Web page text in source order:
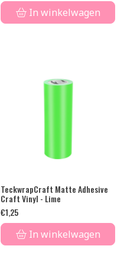
In winkelwagen
TeckwrapCraft Matte Adhesive
Craft Vinyl - Lime
€1,25
In winkelwagen